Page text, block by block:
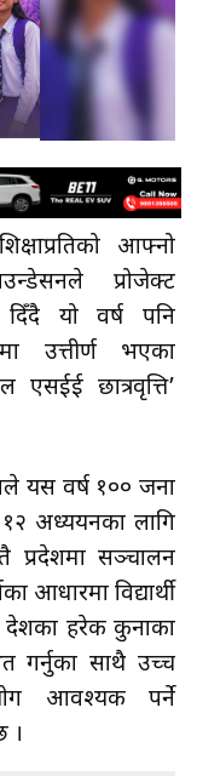
आफ्नो
प्रोजेक्ट
दिँदै यो वर्ष पनि
उत्तीर्ण भएका
एसईई छात्रवृत्ति’
यस वर्ष १०० जना
१२ अध्ययनका लागि
प्रदेशमा सञ्चालन
आधारमा विद्यार्थी
देशका हरेक कुनाका
गर्नुका साथै उच्च
आवश्यक पर्ने
।